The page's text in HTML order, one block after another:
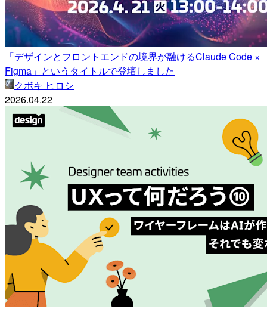
「デザインとフロントエンドの境界が融けるClaude Code ×
Figma」というタイトルで登壇しました
クボキ ヒロシ
2026.04.22